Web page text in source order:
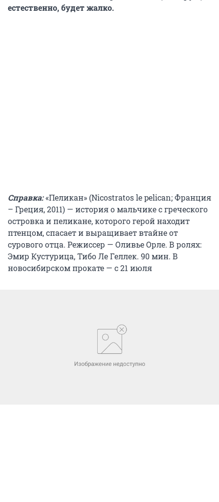
естественно, будет жалко.
Справка:«Пеликан» (Nicostratos le pelican; Франция
– Греция, 2011) — история о мальчике с греческого
островка и пеликане, которого герой находит
птенцом, спасает и выращивает втайне от
сурового отца. Режиссер — Оливье Орле. В ролях:
Эмир Кустурица, Тибо Ле Геллек. 90 мин. В
новосибирском прокате — с 21 июля